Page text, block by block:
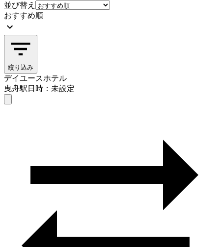
並び替え
おすすめ順
絞り込み
デイユースホテル
曳舟駅日時：未設定